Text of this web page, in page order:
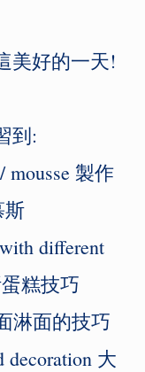
美好的一天!
到:
mousse 製作
斯
different
糕技巧
淋面的技巧
decoration 大